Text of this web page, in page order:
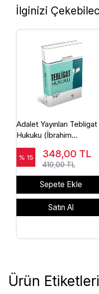
İlginizi
Adalet Yayınları Tebligat
Hukuku (İbrahim
Çatalkaya)
% 15 348,00 TL
410,00 TL
Sepete Ekle
Satın Al
Ürün Etiketleri